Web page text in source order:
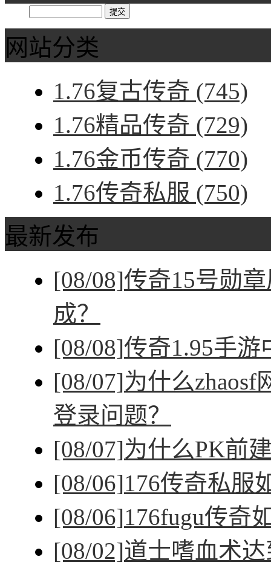
网站分类
1.76复古传奇 (745)
1.76精品传奇 (729)
1.76金币传奇 (770)
1.76传奇私服 (750)
最新发布
[08/08]传奇15号勋
成？
[08/08]传奇1.95手
[08/07]为什么
登录问题？
[08/07]为什么PK前
[08/06]176传奇私服
[08/06]176fugu传奇
[08/02]道士嗜血术